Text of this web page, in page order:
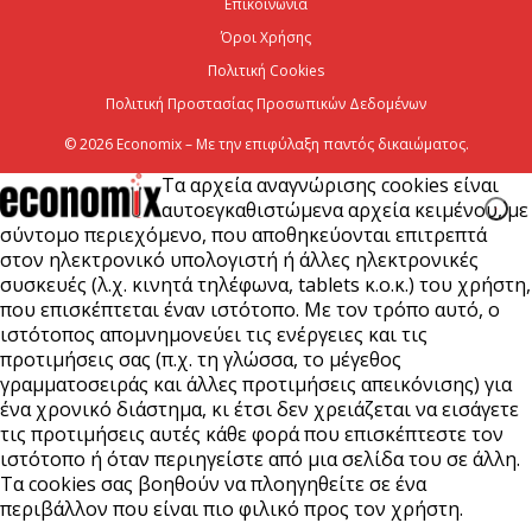
CrediaBank: Στα 53,6 εκατ. ευρώ τα
επαναλαμβανόμενα λειτουργικά κέρδη
Όροι Χρήσης
Πολιτική Cookies
Πολιτική Προστασίας Προσωπικών Δεδομένων
© 2026 Economix – Με την επιφύλαξη παντός δικαιώματος.
Τα αρχεία αναγνώρισης cookies είναι
αυτοεγκαθιστώμενα αρχεία κειμένου, με
σύντομο περιεχόμενο, που αποθηκεύονται επιτρεπτά
στον ηλεκτρονικό υπολογιστή ή άλλες ηλεκτρονικές
συσκευές (λ.χ. κινητά τηλέφωνα, tablets κ.ο.κ.) του χρήστη,
που επισκέπτεται έναν ιστότοπο. Με τον τρόπο αυτό, ο
ιστότοπος απομνημονεύει τις ενέργειες και τις
προτιμήσεις σας (π.χ. τη γλώσσα, το μέγεθος
γραμματοσειράς και άλλες προτιμήσεις απεικόνισης) για
ένα χρονικό διάστημα, κι έτσι δεν χρειάζεται να εισάγετε
τις προτιμήσεις αυτές κάθε φορά που επισκέπτεστε τον
ιστότοπο ή όταν περιηγείστε από μια σελίδα του σε άλλη.
Τα cookies σας βοηθούν να πλοηγηθείτε σε ένα
περιβάλλον που είναι πιο φιλικό προς τον χρήστη.